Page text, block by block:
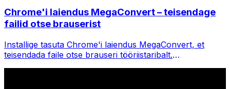
Chrome'i laiendus MegaConvert – teisendage
failid otse brauserist
Installige tasuta Chrome'i laiendus MegaConvert, et
teisendada faile otse brauseri tööriistaribalt.